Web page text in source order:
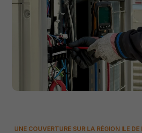
UNE COUVERTURE SUR LA RÉGION ILE DE